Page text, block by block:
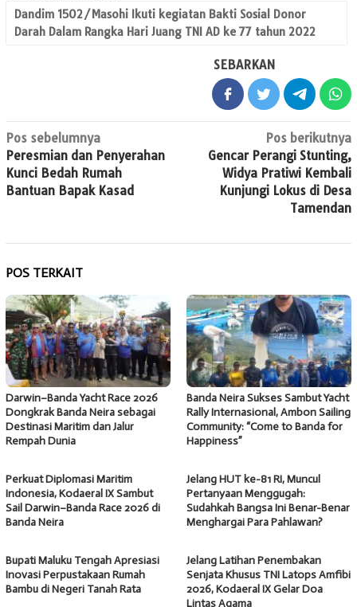
Dandim 1502/Masohi Ikuti kegiatan Bakti Sosial Donor
Darah Dalam Rangka Hari Juang TNI AD ke 77 tahun 2022
SEBARKAN
Navigasi
pos
Pos sebelumnya
Peresmian dan Penyerahan
Kunci Bedah Rumah
Bantuan Bapak Kasad
Pos berikutnya
Gencar Perangi Stunting,
Widya Pratiwi Kembali
Kunjungi Lokus di Desa
Tamendan
POS TERKAIT
Darwin–Banda Yacht Race 2026
Dongkrak Banda Neira sebagai
Destinasi Maritim dan Jalur
Rempah Dunia
Banda Neira Sukses Sambut Yacht
Rally Internasional, Ambon Sailing
Community: “Come to Banda for
Happiness”
Perkuat Diplomasi Maritim
Indonesia, Kodaeral IX Sambut
Sail Darwin–Banda Race 2026 di
Banda Neira
Jelang HUT ke-81 RI, Muncul
Pertanyaan Menggugah:
Sudahkah Bangsa Ini Benar-Benar
Menghargai Para Pahlawan?
Bupati Maluku Tengah Apresiasi
Inovasi Perpustakaan Rumah
Bambu di Negeri Tanah Rata
Jelang Latihan Penembakan
Senjata Khusus TNI Latops Amfibi
2026, Kodaeral IX Gelar Doa
Lintas Agama